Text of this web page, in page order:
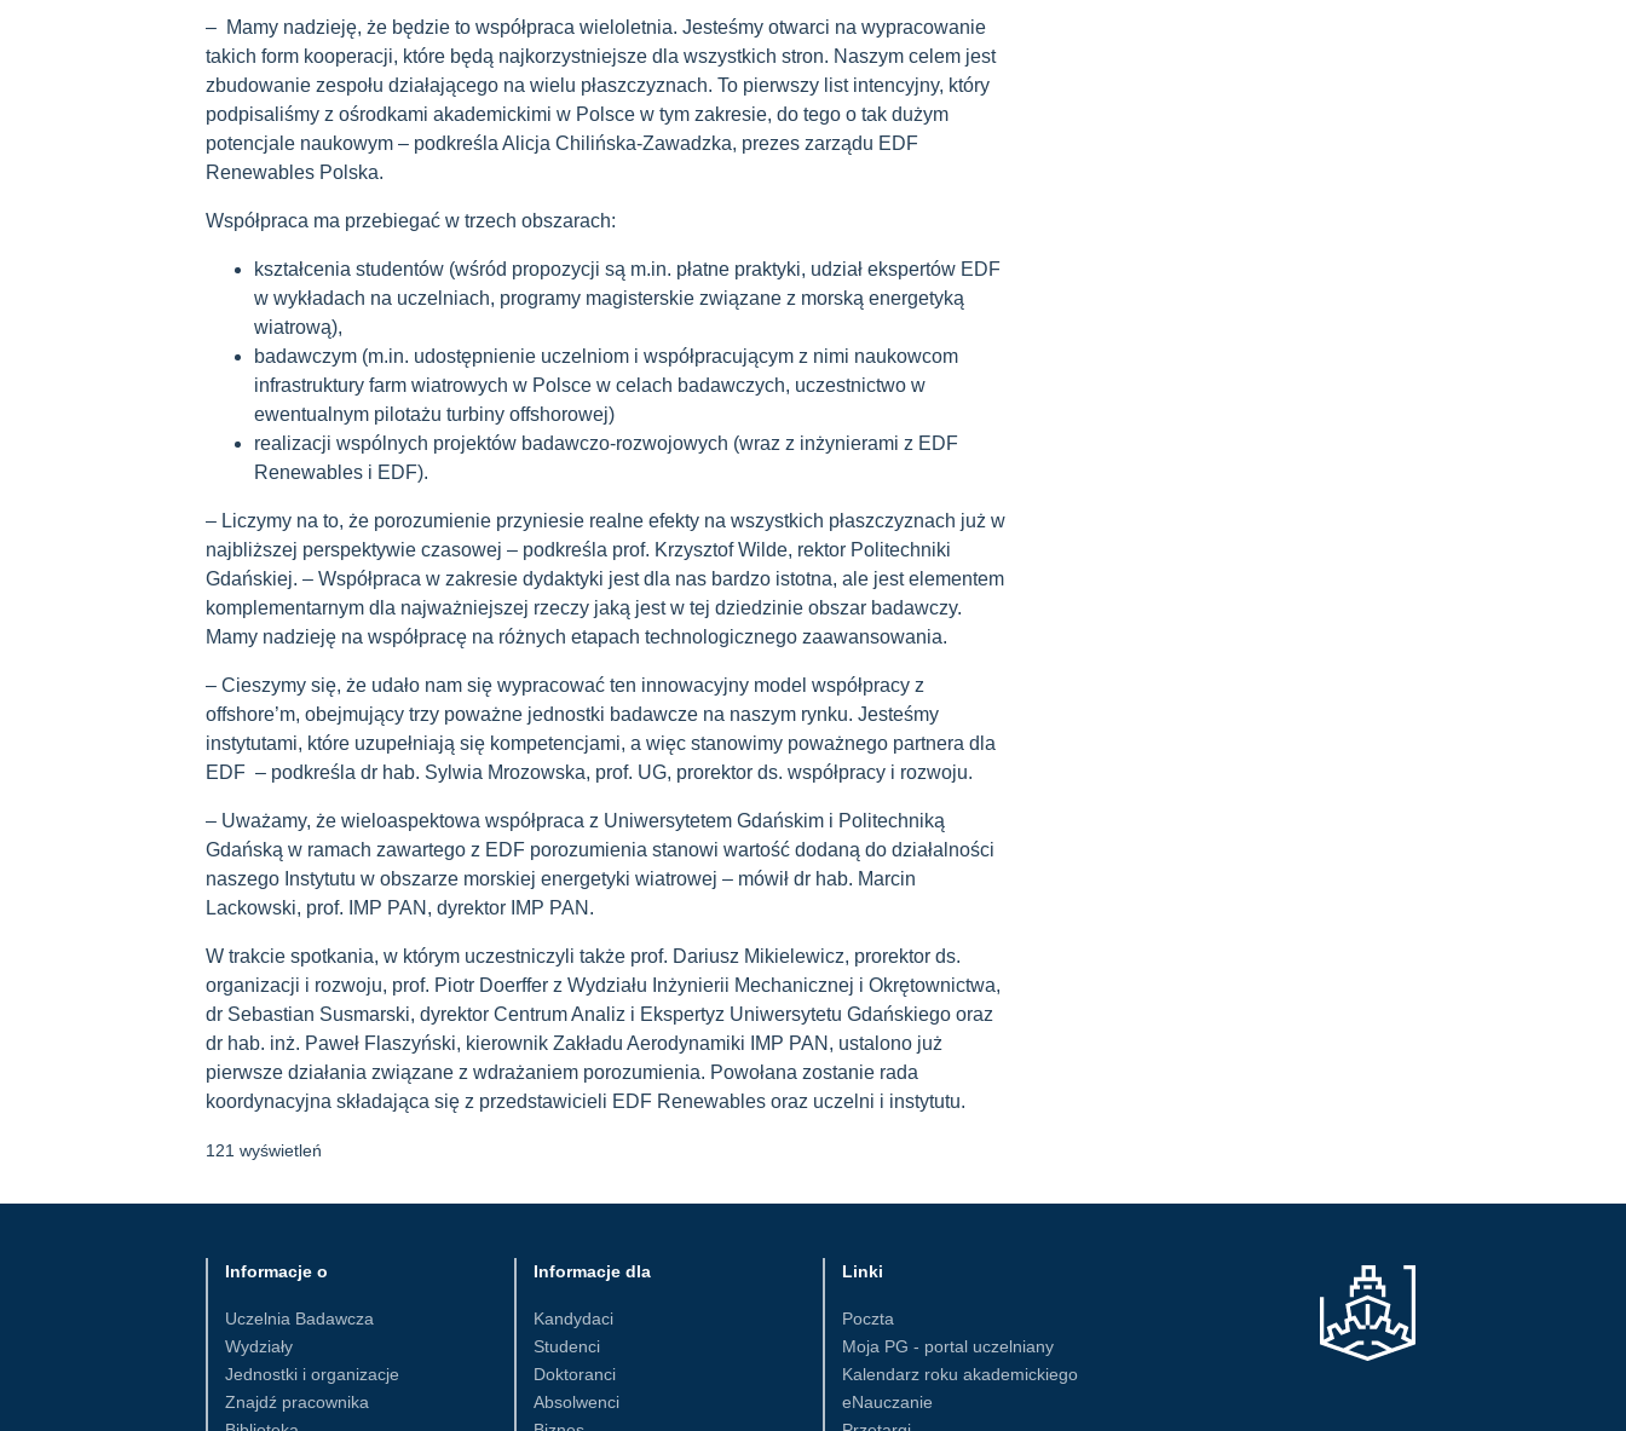
– Mamy nadzieję, że będzie to współpraca wieloletnia. Jesteśmy otwarci na wypracowanie
takich form kooperacji, które będą najkorzystniejsze dla wszystkich stron. Naszym celem jest
zbudowanie zespołu działającego na wielu płaszczyznach. To pierwszy list intencyjny, który
podpisaliśmy z ośrodkami akademickimi w Polsce w tym zakresie, do tego o tak dużym
potencjale naukowym – podkreśla Alicja Chilińska-Zawadzka, prezes zarządu EDF
Renewables Polska.
Współpraca ma przebiegać w trzech obszarach:
kształcenia studentów (wśród propozycji są m.in. płatne praktyki, udział ekspertów EDF
w wykładach na uczelniach, programy magisterskie związane z morską energetyką
wiatrową),
badawczym (m.in. udostępnienie uczelniom i współpracującym z nimi naukowcom
infrastruktury farm wiatrowych w Polsce w celach badawczych, uczestnictwo w
ewentualnym pilotażu turbiny offshorowej)
realizacji wspólnych projektów badawczo-rozwojowych (wraz z inżynierami z EDF
Renewables i EDF).
– Liczymy na to, że porozumienie przyniesie realne efekty na wszystkich płaszczyznach już w
najbliższej perspektywie czasowej – podkreśla prof. Krzysztof Wilde, rektor Politechniki
Gdańskiej. – Współpraca w zakresie dydaktyki jest dla nas bardzo istotna, ale jest elementem
komplementarnym dla najważniejszej rzeczy jaką jest w tej dziedzinie obszar badawczy.
Mamy nadzieję na współpracę na różnych etapach technologicznego zaawansowania.
– Cieszymy się, że udało nam się wypracować ten innowacyjny model współpracy z
offshore’m, obejmujący trzy poważne jednostki badawcze na naszym rynku. Jesteśmy
instytutami, które uzupełniają się kompetencjami, a więc stanowimy poważnego partnera dla
EDF – podkreśla dr hab. Sylwia Mrozowska, prof. UG, prorektor ds. współpracy i rozwoju.
– Uważamy, że wieloaspektowa współpraca z Uniwersytetem Gdańskim i Politechniką
Gdańską w ramach zawartego z EDF porozumienia stanowi wartość dodaną do działalności
naszego Instytutu w obszarze morskiej energetyki wiatrowej – mówił dr hab. Marcin
Lackowski, prof. IMP PAN, dyrektor IMP PAN.
W trakcie spotkania, w którym uczestniczyli także prof. Dariusz Mikielewicz, prorektor ds.
organizacji i rozwoju, prof. Piotr Doerffer z Wydziału Inżynierii Mechanicznej i Okrętownictwa,
dr Sebastian Susmarski, dyrektor Centrum Analiz i Ekspertyz Uniwersytetu Gdańskiego oraz
dr hab. inż. Paweł Flaszyński, kierownik Zakładu Aerodynamiki IMP PAN, ustalono już
pierwsze działania związane z wdrażaniem porozumienia. Powołana zostanie rada
koordynacyjna składająca się z przedstawicieli EDF Renewables oraz uczelni i instytutu.
121 wyświetleń
Informacje o
Uczelnia Badawcza
Wydziały
Jednostki i organizacje
Znajdź pracownika
Informacje dla
Kandydaci
Studenci
Doktoranci
Absolwenci
Linki
Poczta
Moja PG - portal uczelniany
Kalendarz roku akademickiego
eNauczanie